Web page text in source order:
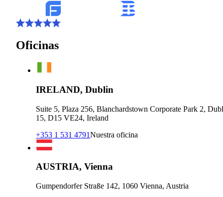
Oficinas
IRELAND, Dublin
Suite 5, Plaza 256, Blanchardstown Corporate Park 2,
15, D15 VE24, Ireland
+353 1 531 4791Nuestra oficina
AUSTRIA, Vienna
Gumpendorfer Straße 142, 1060 Vienna, Austria